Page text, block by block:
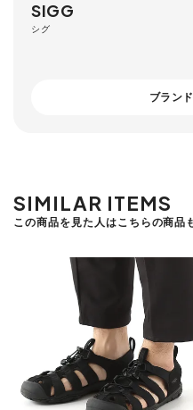
SIGG
シグ
ブラン
SIMILAR ITEMS
この商品を見た人はこちらの商品